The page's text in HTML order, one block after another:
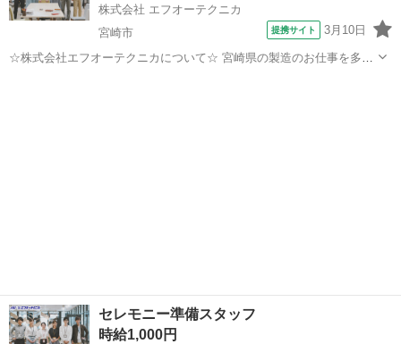
株式会社 エフオーテクニカ
宮崎市
提携サイト 3月10日
☆株式会社エフオーテクニカについて☆ 宮崎県の製造のお仕事を多数
セレモニー準備スタッフ
時給1,000円